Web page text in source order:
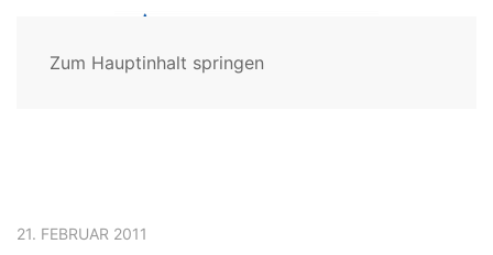
Zum Hauptinhalt springen
21. FEBRUAR 2011